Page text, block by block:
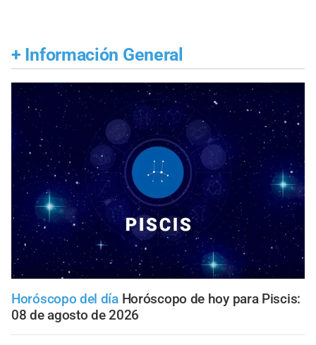
+ Información General
Horóscopo del día Horóscopo de hoy para Piscis:
08 de agosto de 2026